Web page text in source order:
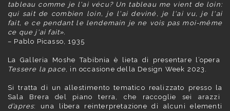
tableau comme je l'ai vécu? Un tableau me vient de loin:
qui sait de combien loin, je l'ai deviné, je l'ai vu, je l'ai
fait, e ce pendant le lendemain je ne vois pas moi-même
ce que j'ai fait».
– Pablo Picasso, 1935
La Galleria Moshe Tabibnia è lieta di presentare l’opera
Tessere la pace, in occasione della Design Week 2023.
Si tratta di un allestimento tematico realizzato presso la
Sala Brera del piano terra, che raccoglie sei arazzi
d’apres: una libera reinterpretazione di alcuni elementi